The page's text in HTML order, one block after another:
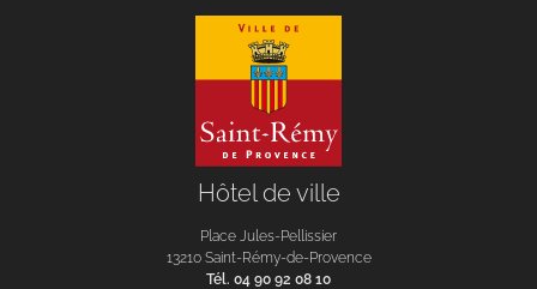
Hôtel de ville
Place Jules-Pellissier
13210 Saint-Rémy-de-Provence
Tél. 04 90 92 08 10